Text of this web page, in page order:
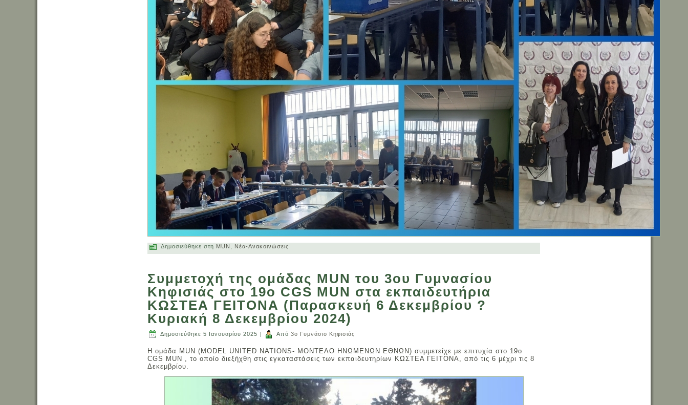
Δημοσιεύθηκε στη MUN Νέα-Ανακοινώσεις
Συμμετοχή της ομάδας MUN του 3ου Γυμνασίου
Κηφισιάς στο 19ο CGS MUN στα εκπαιδευτήρια
ΚΩΣΤΕΑ ΓΕΙΤΟΝΑ (Παρασκευή 6 Δεκεμβρίου ?
Κυριακή 8 Δεκεμβρίου 2024)
Δημοσιεύθηκε 5 Ιανουαρίου 2025 Από 3ο Γυμνάσιο Κηφισιάς
Η ομάδα MUN (MODEL UNITED NATIONS- ΜΟΝΤΕΛΟ ΗΝΩΜΕΝΩΝ ΕΘΝΩΝ) συμμετείχε με επιτυχία στο 19ο
CGS MUN , το οποίο διεξήχθη στις εγκαταστάσεις των εκπαιδευτηρίων ΚΩΣΤΕΑ ΓΕΙΤΟΝΑ, από τις 6 μέχρι τις 8
Δεκεμβρίου.
* Ενημερωτικό Κείμενο
των Πράξεων
«Πρόγραμμα
εξειδικευμένης
εκπαιδευτικής
υποστήριξης για ένταξη
μαθητών με αναπηρία ή/
και ειδικές εκπαιδευτικές
ανάγκες», ΑΠ1,ΑΠ2,ΑΠ3
(MIS 520707, 485613,
485614)
* Dedicated to all the
suffering refugees of the
world
Επισκέπτες